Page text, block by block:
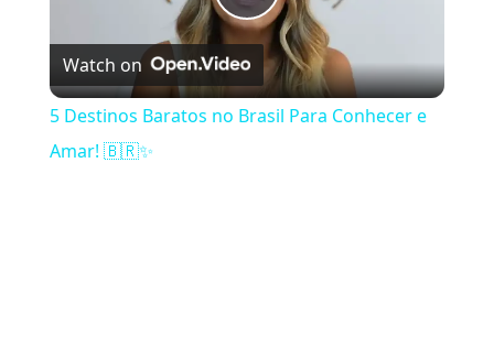
Play Video
Watch on
5 Destinos Baratos no Brasil Para Conhecer e
Amar! 🇧🇷✨